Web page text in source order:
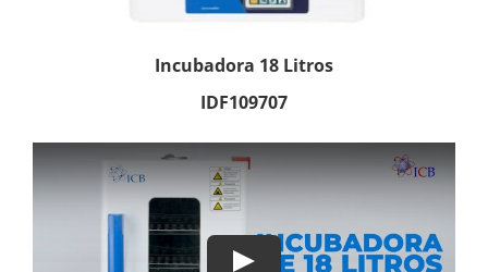
Incubadora 18 Litros
IDF109707